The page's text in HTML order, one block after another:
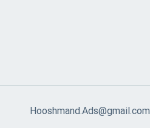
Hooshmand.Ads@gmail.com